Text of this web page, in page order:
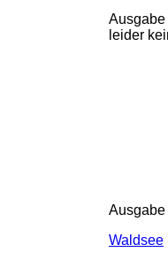
Ausgabe
leider
Ausgabe
Waldsee